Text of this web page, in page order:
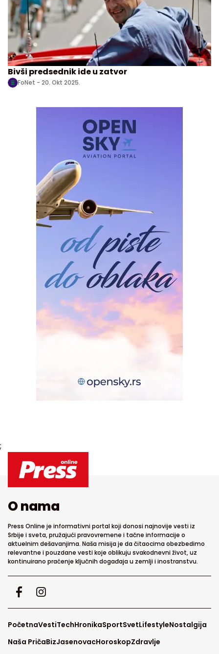
Bivši predsednik ide u zatvor
FoNet - 20. Okt 2025.
;
O nama
Press Online je informativni portal koji donosi najnovije vesti iz
Srbije i sveta, pružajući pravovremene i tačne informacije o
aktuelnim dešavanjima. Naša misija je da čitaocima obezbedimo
relevantne i pouzdane vesti koje oblikuju svakodnevni život, uz
kontinuirano praćenje ključnih događaja u zemlji i inostranstvu.
PočetnaVestiTechHronikaSportSvetLifestyleNostalgija
Naša PričaBizJasenovacHoroskopZdravlje